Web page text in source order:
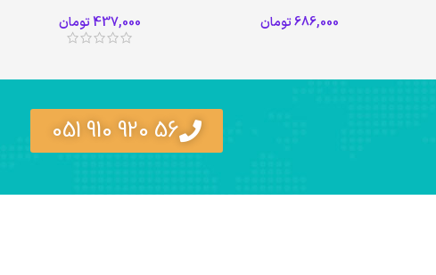
686,000تومان 437,000تومان
56 920 910 051